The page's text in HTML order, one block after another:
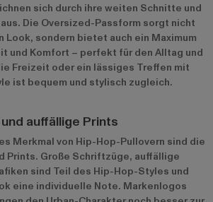
sich durch ihre weiten Schnitte und
Die Oversized-Passform sorgt nicht
Look, sondern bietet auch ein Maximum
und Komfort – perfekt für den Alltag und
Freizeit oder ein lässiges Treffen mit
ist bequem und stylisch zugleich.
auffällige Prints
Merkmal von Hip-Hop-Pullovern sind die
Prints. Große Schriftzüge, auffällige
sind Teil des Hip-Hop-Styles und
eine individuelle Note. Markenlogos